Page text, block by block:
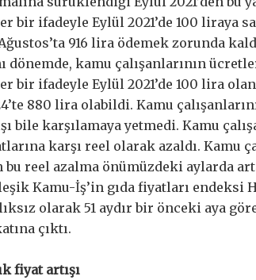
bir ifadeyle Eylül 2021’de 100 liraya
916 lira ödemek zorunda
dönemde, kamu çalışanlarının
bir ifadeyle Eylül 2021’de 100 lira
880 lira olabildi. Kamu
bile karşılamaya yetmedi. Kamu
karşı reel olarak azaldı. Kamu
bu reel azalma önümüzdeki aylarda
Kamu-İş’in gıda fiyatları endeksi
olarak 51 aydır bir önceki aya
çıktı.
fiyat artışı